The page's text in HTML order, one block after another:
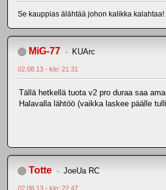
Se kauppias älähtää johon kalikka kalahtaa!
MiG-77 KUArc
02.08.13 - klo: 21.31
Tällä hetkellä tuota v2 pro duraa saa
Halavalla lähtöö (vaikka laskee päälle
Totte JoeUa RC
02.08.13 - klo: 22.47